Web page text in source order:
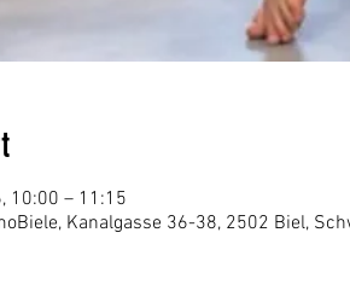
10:00 – 11:15
Kanalgasse 36-38, 2502 Biel,